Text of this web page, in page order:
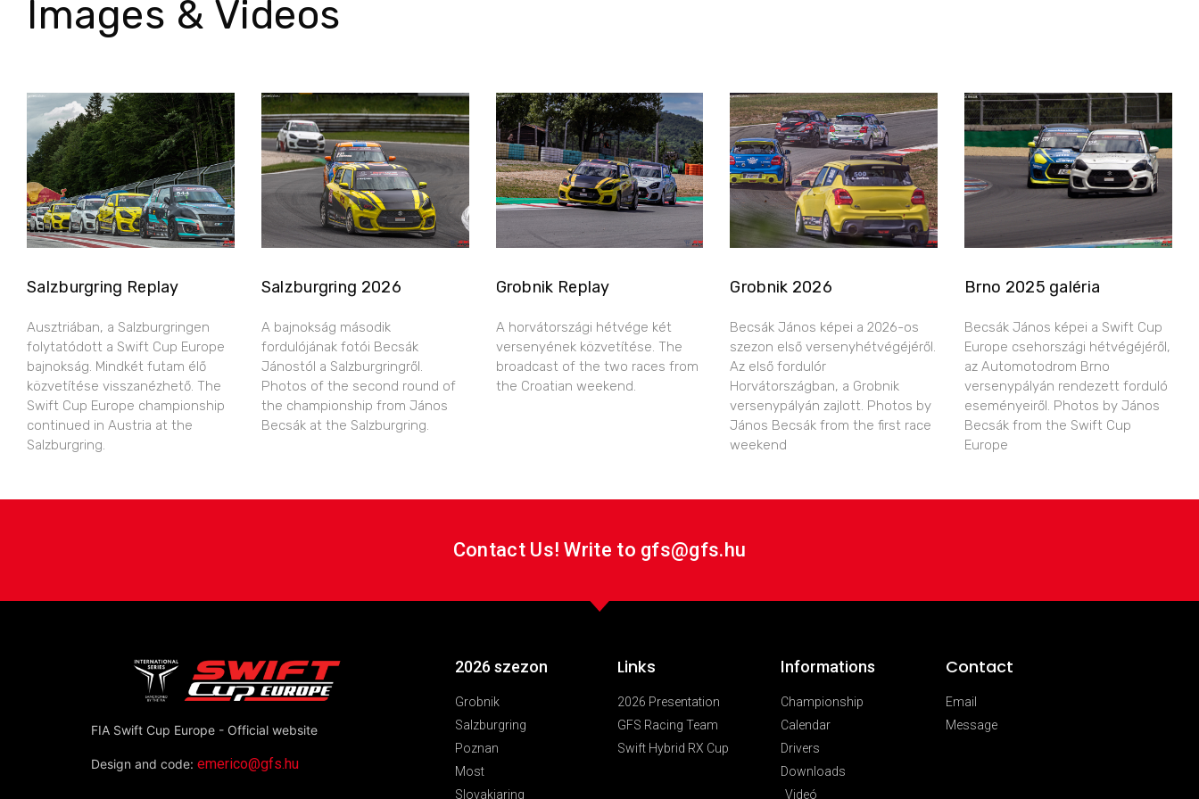
Images & Videos
Salzburgring Replay
Ausztriában, a Salzburgringen
folytatódott a Swift Cup Europe
bajnokság. Mindkét futam élő
közvetítése visszanézhető. The
Swift Cup Europe championship
continued in Austria at the
Salzburgring.
Salzburgring 2026
A bajnokság második
fordulójának fotói Becsák
Jánostól a Salzburgringről.
Photos of the second round of
the championship from János
Becsák at the Salzburgring.
Grobnik Replay
A horvátországi hétvége két
versenyének közvetítése. The
broadcast of the two races from
the Croatian weekend.
Grobnik 2026
Becsák János képei a 2026-os
szezon első versenyhétvégéjéről.
Az első fordulór
Horvátországban, a Grobnik
versenypályán zajlott. Photos by
János Becsák from the first race
weekend
Brno 2025 galéria
Becsák János képei a Swift Cup
Europe csehországi hétvégéjéről,
az Automotodrom Brno
versenypályán rendezett forduló
eseményeiről. Photos by János
Becsák from the Swift Cup
Europe
Contact Us! Write to gfs@gfs.hu
FIA Swift Cup Europe - Official website
Design and code: emerico@gfs.hu
2026 szezon
Grobnik
Salzburgring
Poznan
Most
Slovakiaring
Links
2026 Presentation
GFS Racing Team
Swift Hybrid RX Cup
Informations
Championship
Calendar
Drivers
Downloads
Videó
Contact
Email
Message